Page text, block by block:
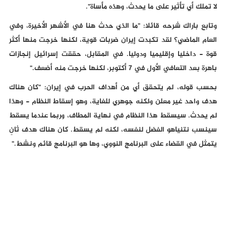
لا تملك أي تأثير على ما يحدث، وهذه مأساة".
وتابع باراك شرحه قائلا: "ما الذي حدث هنا في الأشهر الأخيرة، وفي
العام الماضي؟ لقد تكبدت إيران ضربات قوية، لكنها خرجت منها أكثر
قوة - داخليا وإقليميا ودوليا. في المقابل، حققت إسرائيل إنجازات
باهرة بعد التعافي الأول في 7 أكتوبر، لكنها خرجت منه أضعف."
بحسب قوله، لم يتحقق أي من أهداف الحرب في إيران: "كان هناك
هدف واحد غير معلن ولكنه جوهري للغاية، وهو إسقاط النظام - وهذا
لم يحدث. سيسقط هذا النظام في نهاية المطاف، وربما عندما يسقط
سينسب نتنياهو الفضل لنفسه، لكنه لم يسقط. كان هناك هدف ثانٍ
يتمثل في القضاء على البرنامج النووي، وها هو البرنامج قائم ونشط."